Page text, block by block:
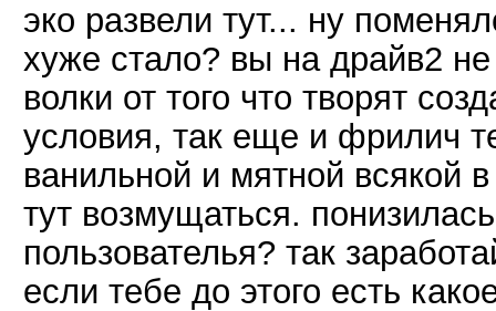
эко развели тут... ну
хуже стало? вы на драйв2
волки от того что творят
условия, так еще и фрилич
ванильной и мятной всякой
тут возмущаться.
пользователья? так
если тебе до этого есть